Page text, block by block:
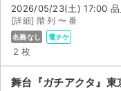
2026/05/23(土) 17:00 品
[詳細] 階 列 〜 番
名義なし 電チケ
2 枚
舞台『ガチアクタ』東